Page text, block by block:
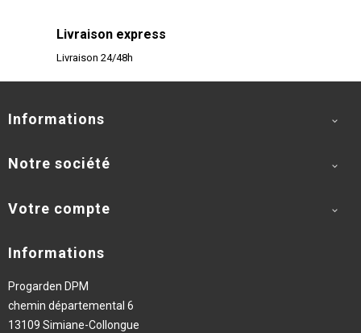
Livraison express
Livraison 24/48h
Informations 
Notre société 
Votre compte 
Informations
Progarden DPM
chemin départemental 6
13109 Simiane-Collongue